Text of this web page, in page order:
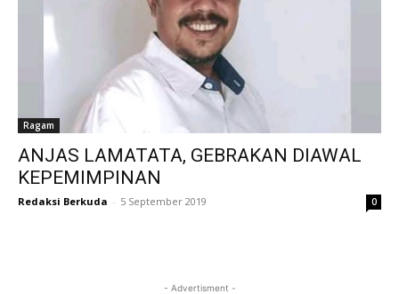
Ragam
ANJAS LAMATATA, GEBRAKAN DIAWAL
KEPEMIMPINAN
Redaksi Berkuda - 5 September 2019 0
- Advertisment -